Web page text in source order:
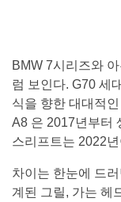
BMW 7시리즈와
럼 보인다. G70 세
식을 향한 대대적
A8 은 2017년부터
스리프트는 2022
차이는 한눈에 드
계된 그릴, 가는 헤